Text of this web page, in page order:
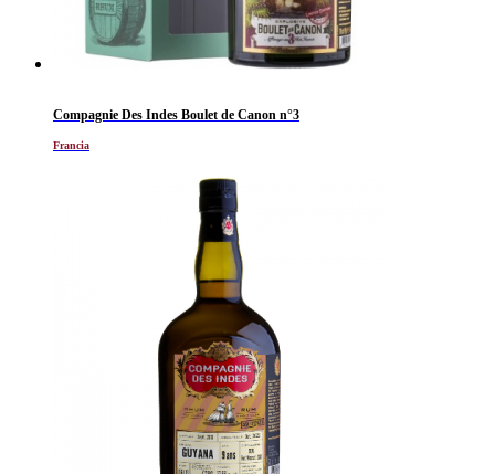
Compagnie Des Indes Boulet de Canon n°3
Francia